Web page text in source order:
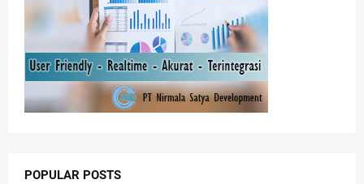
POPULAR POSTS